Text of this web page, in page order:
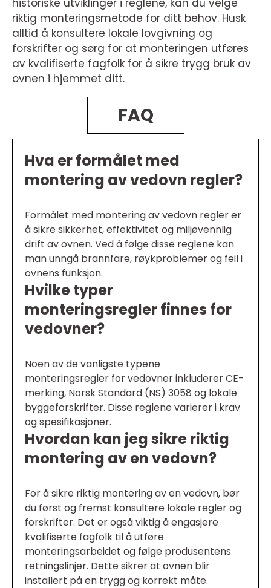
riktig monteringsmetode for ditt behov. Husk
alltid å konsultere lokale lovgivning og
forskrifter og sørg for at monteringen utføres
av kvalifiserte fagfolk for å sikre trygg bruk av
ovnen i hjemmet ditt.
FAQ
Hva er formålet med
montering av vedovn regler?
Formålet med montering av vedovn regler er
å sikre sikkerhet, effektivitet og miljøvennlig
drift av ovnen. Ved å følge disse reglene kan
man unngå brannfare, røykproblemer og feil i
ovnens funksjon.
Hvilke typer
monteringsregler finnes for
vedovner?
Noen av de vanligste typene
monteringsregler for vedovner inkluderer CE-
merking, Norsk Standard (NS) 3058 og lokale
byggeforskrifter. Disse reglene varierer i krav
og spesifikasjoner.
Hvordan kan jeg sikre riktig
montering av en vedovn?
For å sikre riktig montering av en vedovn, bør
du først og fremst konsultere lokale regler og
forskrifter. Det er også viktig å engasjere
kvalifiserte fagfolk til å utføre
monteringsarbeidet og følge produsentens
retningslinjer. Dette sikrer at ovnen blir
installert på en trygg og korrekt måte.